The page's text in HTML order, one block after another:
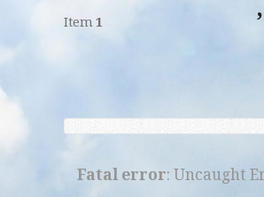
1
Fatal error: Uncaught